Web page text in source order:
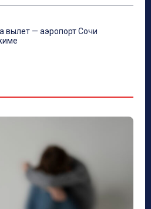
вылет — аэропорт Сочи